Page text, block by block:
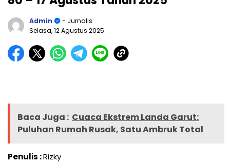
Admin
- Jurnalis
Selasa, 12 Agustus 2025
Baca Juga : Cuaca Ekstrem Landa Garut:
Puluhan Rumah Rusak, Satu Ambruk Total
Penulis :Rizky